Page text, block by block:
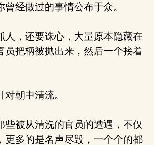
曾经做过的事情公布于众。
，还要诛心，大量原本隐藏在
员把柄被抛出来，然后一个接着
朝中清流。
被从清洗的官员的遭遇，不仅
更多的是名声尽毁，一个个的都